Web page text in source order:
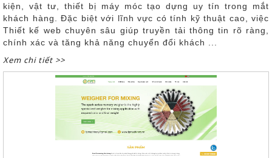
kiện, vật tư, thiết bị máy móc tạo dựng uy tín trong mắt
khách hàng. Đặc biệt với lĩnh vực có tính kỹ thuật cao, việc
Thiết kế web chuyên sâu giúp truyền tải thông tin rõ ràng,
chính xác và tăng khả năng chuyển đổi khách ...
Xem chi tiết >>